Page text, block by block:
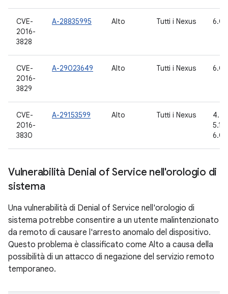
CVE-
2016-
3828
A-28835995 Alto Tutti i Nexus 6.0,
CVE-
2016-
3829
A-29023649 Alto Tutti i Nexus 6.0,
CVE-
2016-
3830
A-29153599 Alto Tutti i Nexus
6.0.1
Vulnerabilità Denial of Service nell'orologio di
sistema
Una vulnerabilità di Denial of Service nell'orologio di
sistema potrebbe consentire a un utente malintenzionato
da remoto di causare l'arresto anomalo del dispositivo.
Questo problema è classificato come Alto a causa della
possibilità di un attacco di negazione del servizio remoto
temporaneo.